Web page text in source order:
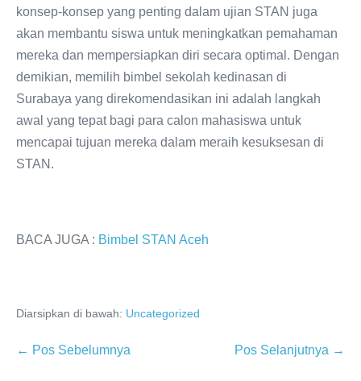
konsep-konsep yang penting dalam ujian STAN juga
akan membantu siswa untuk meningkatkan pemahaman
mereka dan mempersiapkan diri secara optimal. Dengan
demikian, memilih bimbel sekolah kedinasan di
Surabaya yang direkomendasikan ini adalah langkah
awal yang tepat bagi para calon mahasiswa untuk
mencapai tujuan mereka dalam meraih kesuksesan di
STAN.
BACA JUGA : Bimbel STAN Aceh
Diarsipkan di bawah: Uncategorized
Navigasi
← Pos Sebelumnya Pos Selanjutnya →